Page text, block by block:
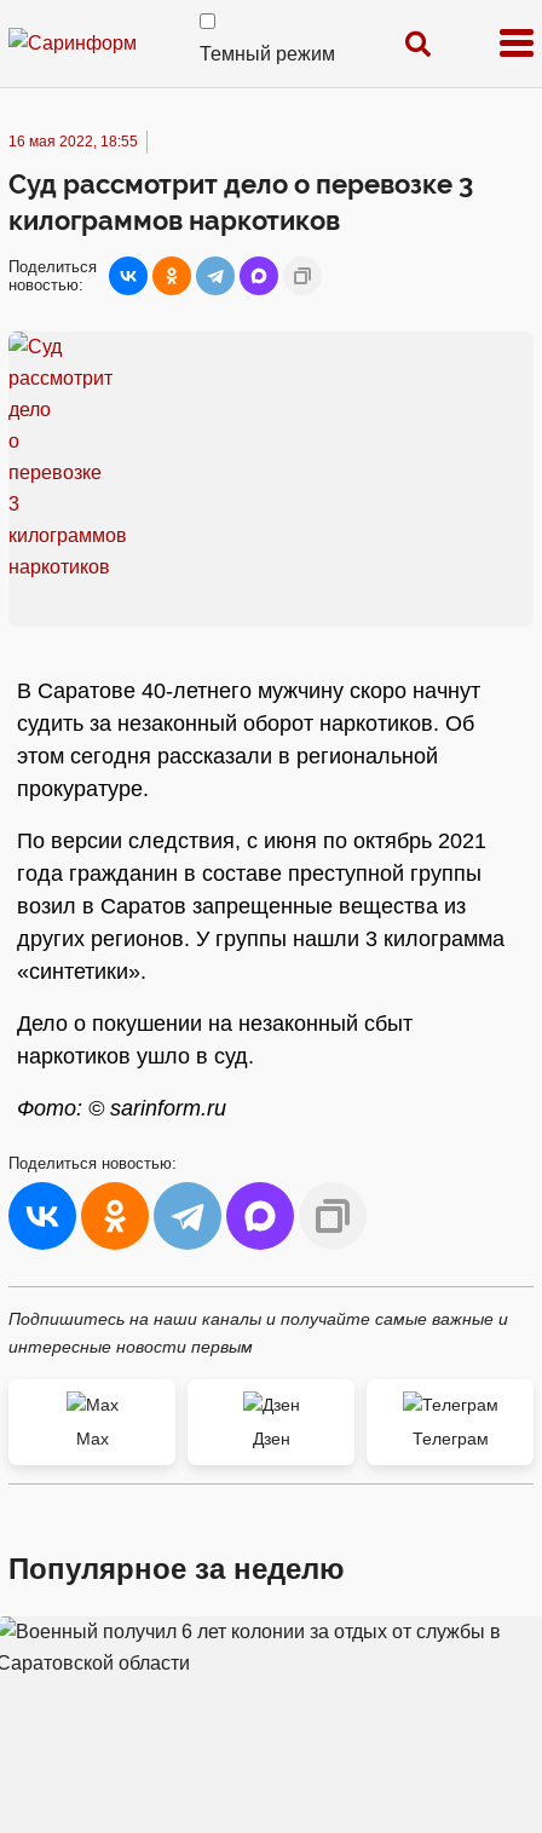
Темный режим
16 мая 2022, 18:55
Суд рассмотрит дело о перевозке 3
килограммов наркотиков
Поделиться
новостью:
В Саратове 40-летнего мужчину скоро начнут
судить за незаконный оборот наркотиков. Об
этом сегодня рассказали в региональной
прокуратуре.
По версии следствия, с июня по октябрь 2021
года гражданин в составе преступной группы
возил в Саратов запрещенные вещества из
других регионов. У группы нашли 3 килограмма
«синтетики».
Дело о покушении на незаконный сбыт
наркотиков ушло в суд.
Фото: © sarinform.ru
Поделиться новостью:
Подпишитесь на наши каналы и получайте самые важные и
интересные новости первым
Max Дзен Телеграм
Популярное за неделю